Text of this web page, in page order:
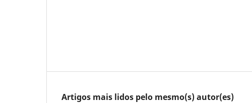
Artigos mais lidos pelo mesmo(s) autor(es)